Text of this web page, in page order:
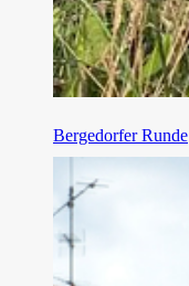
Bergedorfer Runde